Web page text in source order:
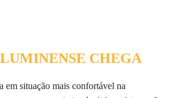
CHEGA
em situação mais confortável na